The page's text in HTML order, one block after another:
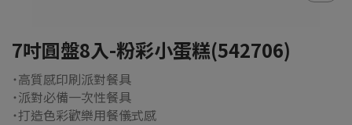
7吋圓盤8入-粉彩小蛋糕(542706)
˙高質感印刷派對餐具
˙派對必備一次性餐具
˙打造色彩歡樂用餐儀式感